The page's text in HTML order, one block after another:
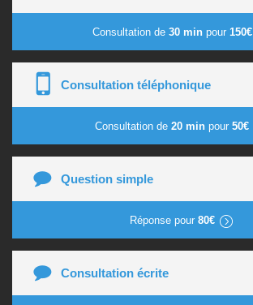
Consultation de 30 minpour 150€
Consultation téléphonique
Consultation de 20 min pour 50€
Question simple
Réponse pour 80€
Consultation écrite